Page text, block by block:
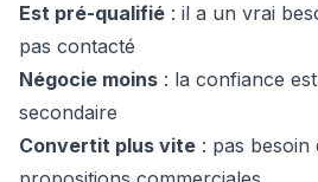
Est pré-qualifié : il a un vrai
pas contacté
Négocie moins : la confiance
secondaire
Convertit plus vite : pas besoin